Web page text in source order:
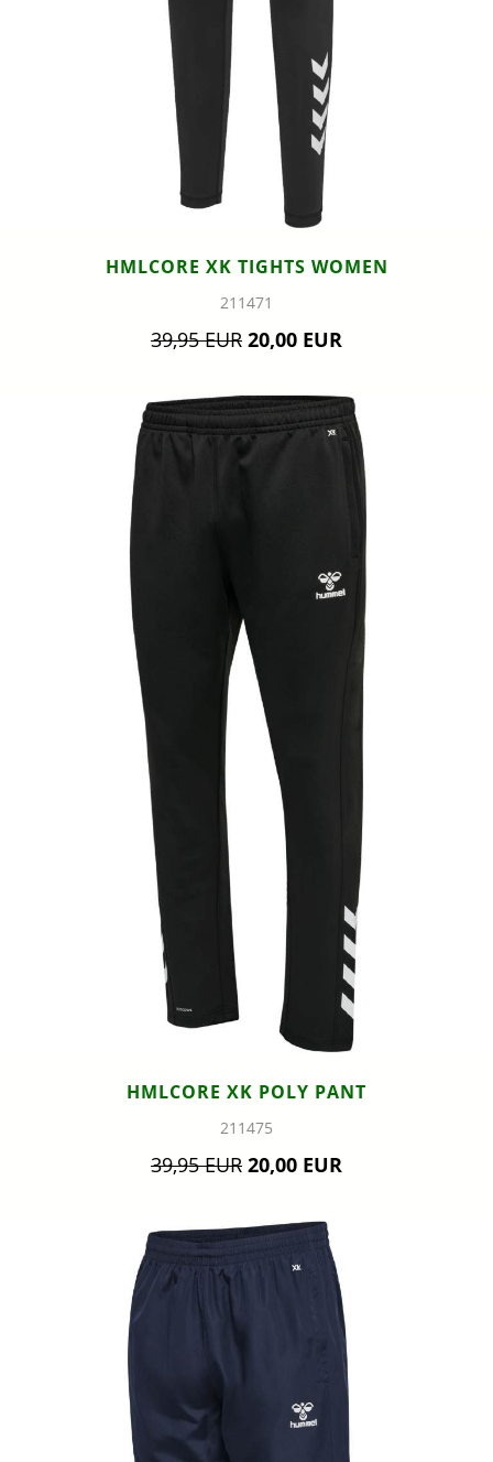
HMLCORE XK TIGHTS WOMEN
211471
39,95 EUR 20,00 EUR
HMLCORE XK POLY PANT
211475
39,95 EUR 20,00 EUR